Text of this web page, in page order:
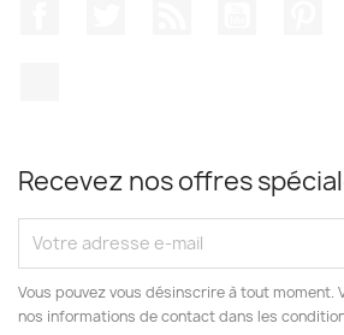
Recevez nos offres
Vous pouvez vous désinscrire à tout moment.
nos informations de contact dans les